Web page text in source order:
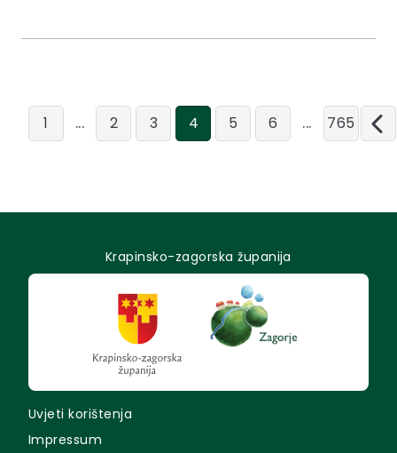
1 ... 2 3 4 5 6 ... 765
Krapinsko-zagorska županija
Uvjeti korištenja
Impressum